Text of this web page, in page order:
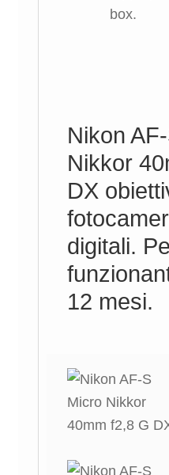
box.
Nikon
Nikkor
DX
digitali.
12 mesi.